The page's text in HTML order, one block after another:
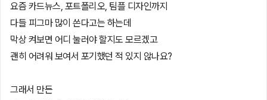
요즘 카드뉴스, 포트폴리오, 팀플 디자인까지
다들 피그마 많이 쓴다고는 하는데
막상 켜보면 어디 눌러야 할지도 모르겠고
괜히 어려워 보여서 포기했던 적 있지 않나요?
그래서 만든